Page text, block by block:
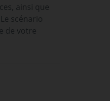
ainsi que
scénario
de votre